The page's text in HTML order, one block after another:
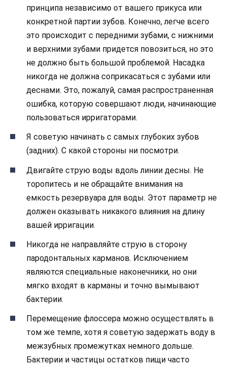
принципа независимо от вашего прикуса или
конкретной партии зубов. Конечно, легче всего
это происходит с передними зубами, с нижними
и верхними зубами придется повозиться, но это
не должно быть большой проблемой. Насадка
никогда не должна соприкасаться с зубами или
деснами. Это, пожалуй, самая распространенная
ошибка, которую совершают люди, начинающие
пользоваться ирригаторами.
Я советую начинать с самых глубоких зубов
(задних). С какой стороны ни посмотри.
Двигайте струю воды вдоль линии десны. Не
торопитесь и не обращайте внимания на
емкость резервуара для воды. Этот параметр не
должен оказывать никакого влияния на длину
вашей ирригации.
Никогда не направляйте струю в сторону
пародонтальных карманов. Исключением
являются специальные наконечники, но они
мягко входят в карманы и точно вымывают
бактерии.
Перемещение флоссера можно осуществлять в
том же темпе, хотя я советую задержать воду в
межзубных промежутках немного дольше.
Бактерии и частицы остатков пищи часто